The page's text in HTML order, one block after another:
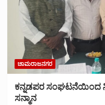
ಚಾಮರಾಜನಗರ
ಕನ್ನಡಪರ ಸಂಘಟನೆಯಿಂದ
ಸನ್ಮಾನ